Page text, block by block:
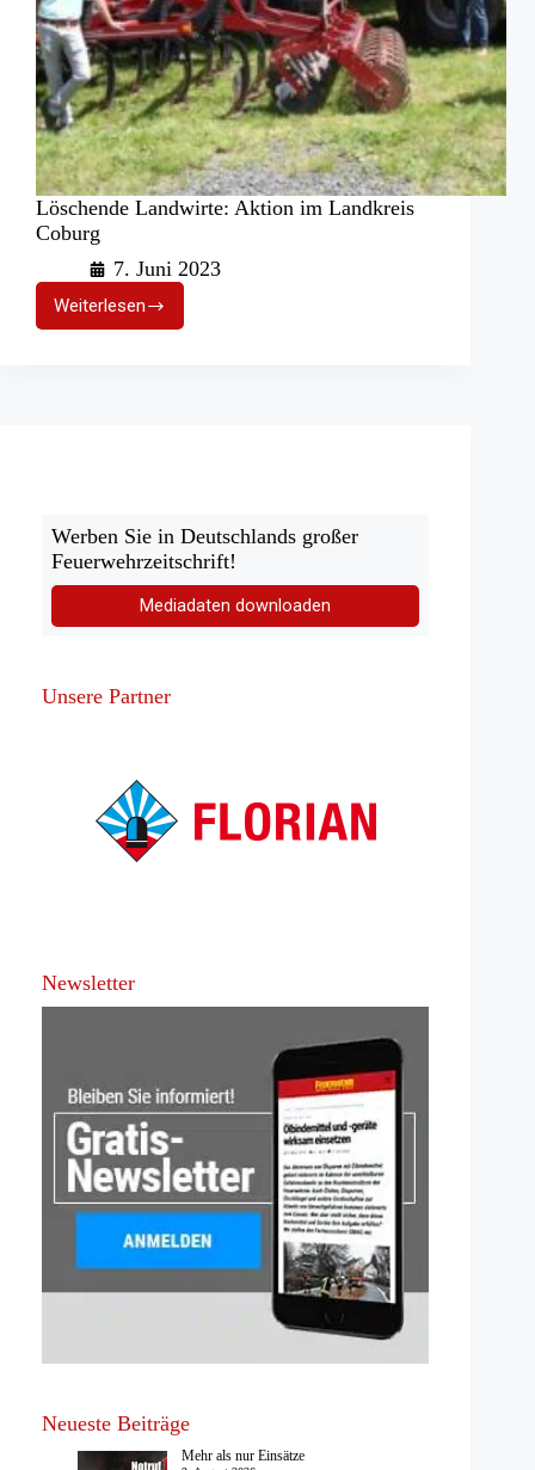
Löschende Landwirte: Aktion im Landkreis
Coburg
7. Juni 2023
WeiterlesenLöschende
Landwirte:
Werben Sie in Deutschlands großer
Feuerwehrzeitschrift!
Mediadaten downloaden
Unsere Partner
Newsletter
Neueste Beiträge
Mehr als nur Einsätze